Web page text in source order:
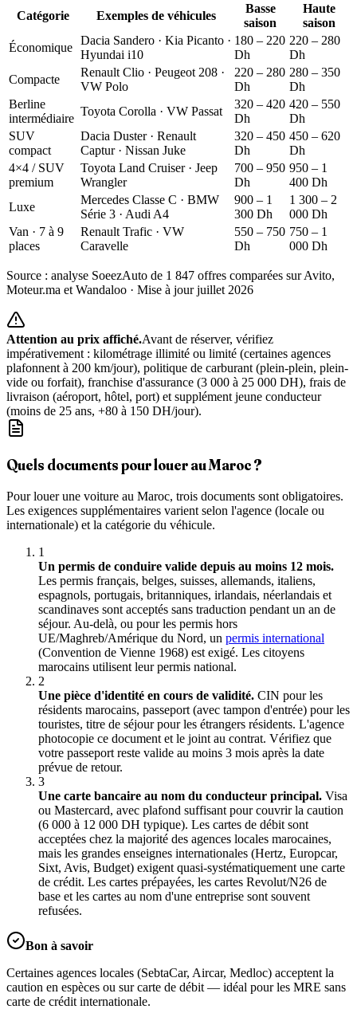
Catégorie Exemples de véhicules
Basse
saison
Haute
saison
Économique
Dacia Sandero · Kia Picanto ·
Hyundai i10
180 – 220
Dh
220 – 280
Dh
Compacte
Renault Clio · Peugeot 208 ·
VW Polo
220 – 280
Dh
280 – 350
Dh
Berline
intermédiaire
Toyota Corolla · VW Passat
320 – 420
Dh
420 – 550
Dh
SUV
compact
Dacia Duster · Renault
Captur · Nissan Juke
320 – 450
Dh
450 – 620
Dh
4×4 / SUV
premium
Toyota Land Cruiser · Jeep
Wrangler
700 – 950
Dh
950 – 1
400 Dh
Luxe
Mercedes Classe C · BMW
Série 3 · Audi A4
900 – 1
300 Dh
1 300 – 2
000 Dh
Van · 7 à 9
places
Renault Trafic · VW
Caravelle
550 – 750
Dh
750 – 1
000 Dh
Source : analyse SoeezAuto de 1 847 offres comparées sur Avito,
Moteur.ma et Wandaloo · Mise à jourjuillet 2026
Attention au prix affiché.Avant de réserver, vérifiez
impérativement : kilométrage illimité ou limité (certaines agences
plafonnent à 200 km/jour), politique de carburant (plein-plein, plein-
vide ou forfait), franchise d'assurance (3 000 à 25 000 DH), frais de
livraison (aéroport, hôtel, port) et supplément jeune conducteur
(moins de 25 ans, +80 à 150 DH/jour).
Quels documents pour louer au Maroc ?
Pour louer une voiture au Maroc, trois documents sont obligatoires.
Les exigences supplémentaires varient selon l'agence (locale ou
internationale) et la catégorie du véhicule.
1
Un permis de conduire valide depuis au moins 12 mois.
Les permis français, belges, suisses, allemands, italiens,
espagnols, portugais, britanniques, irlandais, néerlandais et
scandinaves sont acceptés sans traduction pendant un an de
séjour. Au-delà, ou pour les permis hors
UE/Maghreb/Amérique du Nord, un permis international
(Convention de Vienne 1968) est exigé. Les citoyens
marocains utilisent leur permis national.
2
Une pièce d'identité en cours de validité. CIN pour les
résidents marocains, passeport (avec tampon d'entrée) pour les
touristes, titre de séjour pour les étrangers résidents. L'agence
photocopie ce document et le joint au contrat. Vérifiez que
votre passeport reste valide au moins 3 mois après la date
prévue de retour.
3
Une carte bancaire au nom du conducteur principal. Visa
ou Mastercard, avec plafond suffisant pour couvrir la caution
(6 000 à 12 000 DH typique). Les cartes de débit sont
acceptées chez la majorité des agences locales marocaines,
mais les grandes enseignes internationales (Hertz, Europcar,
Sixt, Avis, Budget) exigent quasi-systématiquement une carte
de crédit. Les cartes prépayées, les cartes Revolut/N26 de
base et les cartes au nom d'une entreprise sont souvent
refusées.
Bon à savoir
Certaines agences locales (SebtaCar, Aircar, Medloc) acceptent la
caution en espèces ou sur carte de débit — idéal pour les MRE sans
carte de crédit internationale.